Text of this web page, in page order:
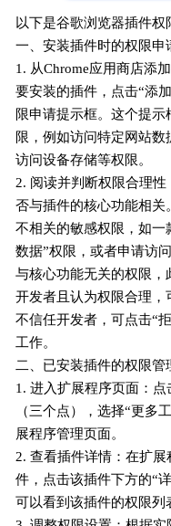
以下是谷歌浏览器插件权
一、安装插件时的权限申
1. 从Chrome应用商店添
要安装的插件，点击“添
限申请提示框。这个提
限，例如访问特定网站数
访问设备存储等权限。
2. 阅读并判断权限合理
否与插件的核心功能相
不相关的敏感权限，如一
数据”权限，或者申请访
与核心功能无关的权限
开发者且认为权限合理，
不信任开发者，可点击“
工作。
二、已安装插件的权限管
1. 进入扩展程序页面：
（三个点），选择“更多
展程序管理页面。
2. 查看插件详情：在扩
件，点击该插件下方的“
可以看到该插件的权限列